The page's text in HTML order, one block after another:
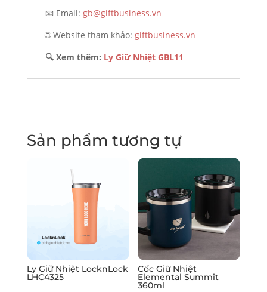
📧 Email: gb@giftbusiness.vn
🌐 Website tham khảo: giftbusiness.vn
🔍 Xem thêm: Ly Giữ Nhiệt GBL11
Sản phẩm tương tự
Ly Giữ Nhiệt LocknLock
LHC4325
Cốc Giữ Nhiệt
Elemental Summit
360ml